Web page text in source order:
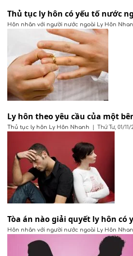
Thủ tục ly hôn có yếu tố nước
Hôn nhân với người nước ngoài Ly Hôn
Ly hôn theo yêu cầu của một
Thủ tục ly hôn Ly Hôn Nhanh | Thứ Tư, 01/11/
Tòa án nào giải quyết ly hôn có
Hôn nhân với người nước ngoài Ly Hôn